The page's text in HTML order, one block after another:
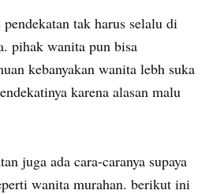
tak harus selalu di
pihak wanita pun bisa
kebanyakan wanita lebh suka
karena alasan malu
juga ada cara-caranya supaya
wanita murahan. berikut ini